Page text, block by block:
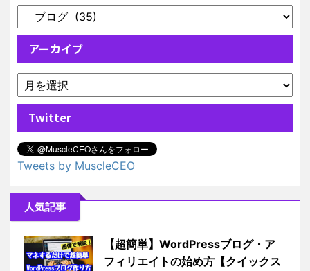
アーカイブ
Twitter
Tweets by MuscleCEO
人気記事
【超簡単】WordPressブログ・ア
フィリエイトの始め方【クイックス